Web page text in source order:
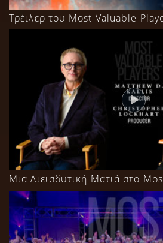
Τρέιλερ του Most Valuable
Μια Διεισδυτική Ματιά στο